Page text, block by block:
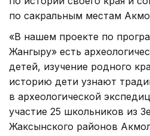
по сакральным местам
«В нашем проекте по
Жангыру» есть
детей, изучение родного
историю дети узнают
в археологической
участие 25 школьников из
Жаксынского районов